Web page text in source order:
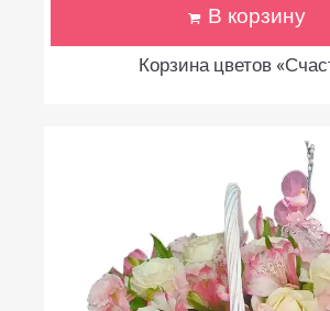
Корзина цветов
В корзину